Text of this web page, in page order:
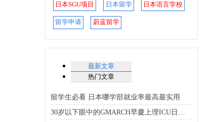
日本SGU项目 日本留学 日本语言学校
留学申请 蔚蓝留学
最新文章
热门文章
留学生必看 日本哪学部就业率最高最实用